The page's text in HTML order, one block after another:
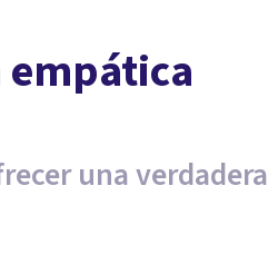
empática
una verdadera